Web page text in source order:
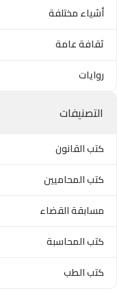
أشياء مختلفة
ثقافة عامة
روايات
التصنيفات
كتب القانون
كتب المحاميين
مسابقة القضاء
كتب المحاسبة
كتب الطب